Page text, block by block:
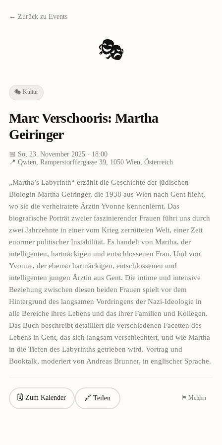
← Zurück zu Events
🎭
🎭 Kultur
Marc Verschooris: Martha
Geiringer
📅 So, 23. November 2025· 18:00
📍 Qwien, Ramperstorffergasse 39, 1050 Wien, Österreich
„Martha’s Labyrinth“ erzählt die Geschichte der jüdischen
Biologin Martha Geiringer, die 1938 aus Wien nach Gent flieht,
wo sie die verheiratete Ärztin Yvonne kennenlernt. Das
biografische Porträt zweier faszinierender Frauen führt uns durch
zwei Jahrzehnte in einer vom Krieg zerrütteten Welt, einer Zeit
enormer politischer Instabilität. Es handelt von Martha, der
intelligenten, hartnäckigen und entschlossenen Frau. Und von
Yvonne, der ebenso hartnäckigen, entschlossenen und
intelligenten jungen Ärztin aus Gent. Die intime und intensive
Beziehung zwischen diesen beiden Frauen spielt vor dem
Hintergrund des langsamen Vordringens der Nazi-Ideologie in
alle Bereiche ihres Lebens und das ihrer Familien und Kollegen.
Das Buch beschreibt detailliert die verschiedenen Facetten des
Lebens in Gent, das sich langsam verschlechtert, und wie Martha
in die Tiefen des Labyrinths getrieben wird. Vortrag und
Booktalk, moderiert von Andreas Brunner, in englischer Sprache.
🗓 Zum Kalender 🔗 Teilen ⚑ Melden